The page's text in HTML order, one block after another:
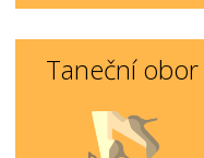
Taneční obor